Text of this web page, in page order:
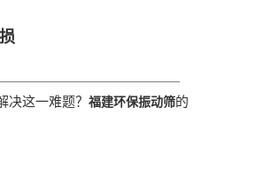
这一难题？ 福建环保振动筛的